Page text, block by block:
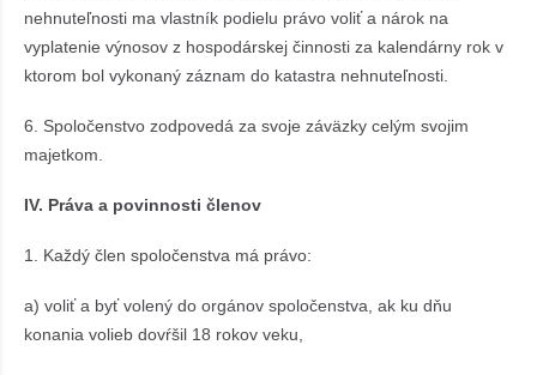
nehnuteľnosti ma vlastník podielu právo voliť a nárok na
vyplatenie výnosov z hospodárskej činnosti za kalendárny rok v
ktorom bol vykonaný záznam do katastra nehnuteľnosti.
6. Spoločenstvo zodpovedá za svoje záväzky celým svojim
majetkom.
IV. Práva a povinnosti členov
1. Každý člen spoločenstva má právo:
a) voliť a byť volený do orgánov spoločenstva, ak ku dňu
konania volieb dovŕšil 18 rokov veku,